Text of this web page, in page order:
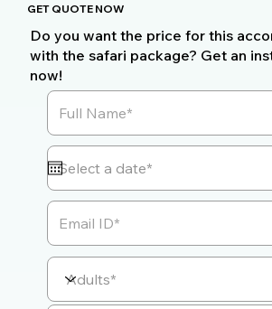
GET QUOTE NOW
Do you want the price for this
with the safari package? Get an
now!